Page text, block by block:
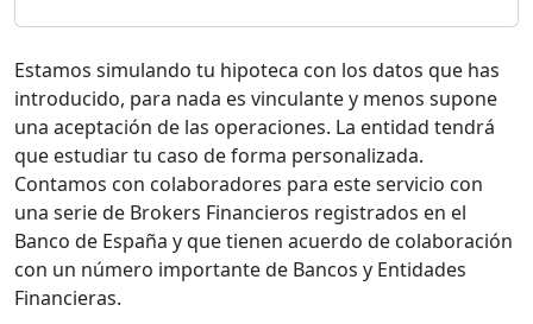
Estamos simulando tu hipoteca con los datos que has
introducido, para nada es vinculante y menos supone
una aceptación de las operaciones. La entidad tendrá
que estudiar tu caso de forma personalizada.
Contamos con colaboradores para este servicio con
una serie de Brokers Financieros registrados en el
Banco de España y que tienen acuerdo de colaboración
con un número importante de Bancos y Entidades
Financieras.